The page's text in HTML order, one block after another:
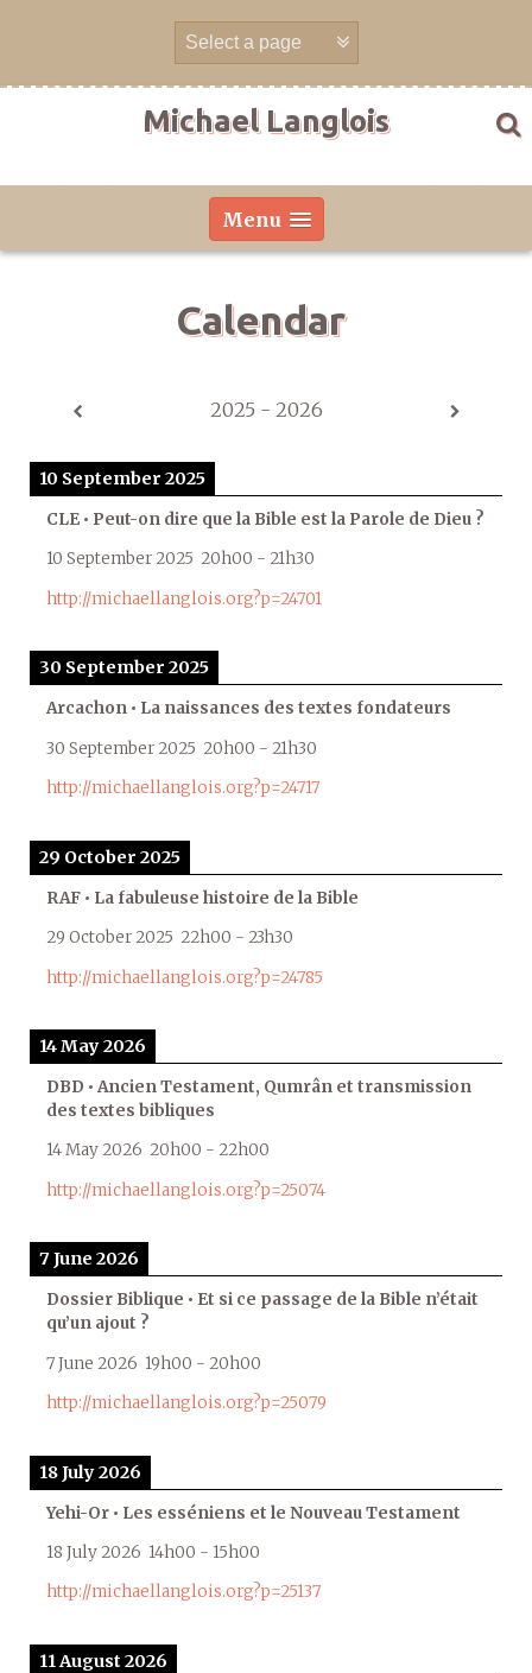
Michael Langlois
Menu
Calendar
2025 - 2026
10 September 2025
CLE • Peut-on dire que la Bible est la Parole de Dieu ?
10 September 2025 20h00 - 21h30
http://michaellanglois.org?p=24701
30 September 2025
Arcachon • La naissances des textes fondateurs
30 September 2025 20h00 - 21h30
http://michaellanglois.org?p=24717
29 October 2025
RAF • La fabuleuse histoire de la Bible
29 October 2025 22h00 - 23h30
http://michaellanglois.org?p=24785
14 May 2026
DBD • Ancien Testament, Qumrân et transmission
des textes bibliques
14 May 2026 20h00 - 22h00
http://michaellanglois.org?p=25074
7 June 2026
Dossier Biblique • Et si ce passage de la Bible n’était
qu’un ajout ?
7 June 2026 19h00 - 20h00
http://michaellanglois.org?p=25079
18 July 2026
Yehi-Or • Les esséniens et le Nouveau Testament
18 July 2026 14h00 - 15h00
http://michaellanglois.org?p=25137
11 August 2026